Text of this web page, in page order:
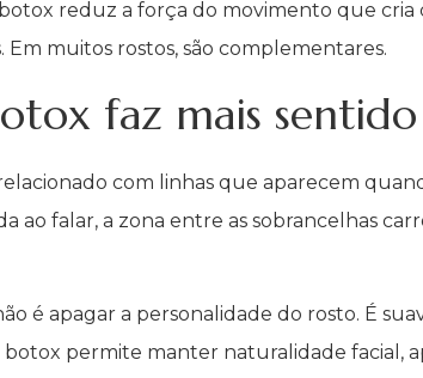
reduz a força do movimento que
muitos rostos, são complementares.
faz mais sentido
com linhas que aparecem
ao falar, a zona entre as sobrancelhas
é apagar a personalidade do rosto. É
permite manter naturalidade facial,